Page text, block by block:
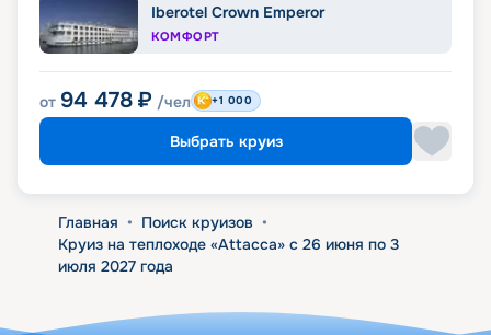
Iberotel Crown Emperor
КОМФОРТ
от 94 478 ₽ /чел +1 000
Выбрать круиз
Главная • Поиск круизов •
Круиз на теплоходе «Attacca» с 26 июня по 3
июля 2027 года